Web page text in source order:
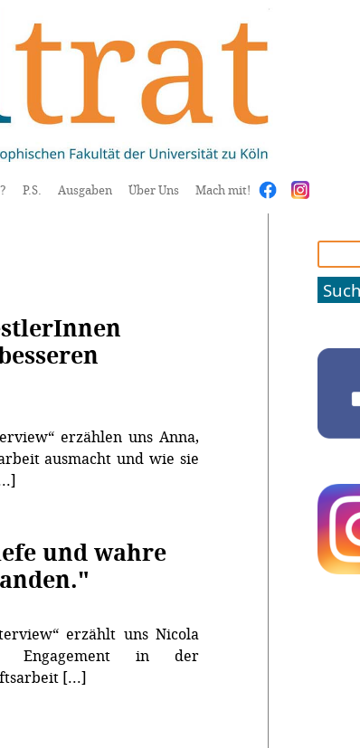
P.S. Ausgaben Über Uns Mach mit!
erzählen uns Anna,
ausmacht und wie sie
und wahre
erzählt uns Nicola
Engagement in der
[...]
nach: